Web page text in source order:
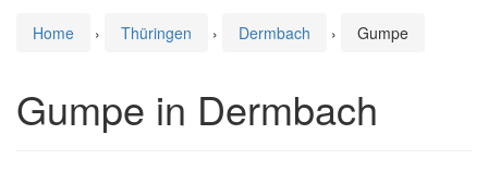
Home › Thüringen › Dermbach › Gumpe
Gumpe in Dermbach